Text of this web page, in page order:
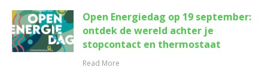
Open Energiedag op 19 september:
ontdek de wereld achter je
stopcontact en thermostaat
Read More